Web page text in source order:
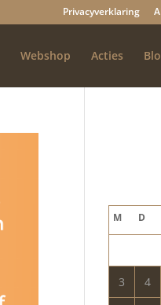
Privacyverklaring
Webshop Acties
M D
3 4